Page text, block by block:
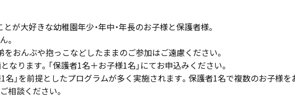
が大好きな幼稚園年少・年中・年長のお子様と保護者様。
。
おんぶや抱っこなどしたままのご参加はご遠慮ください。
なります。「保護者1名＋お子様1名」にてお申込みください。
名」を前提としたプログラムが多く実施されます。保護者1名で複数のお子様を
相談ください。